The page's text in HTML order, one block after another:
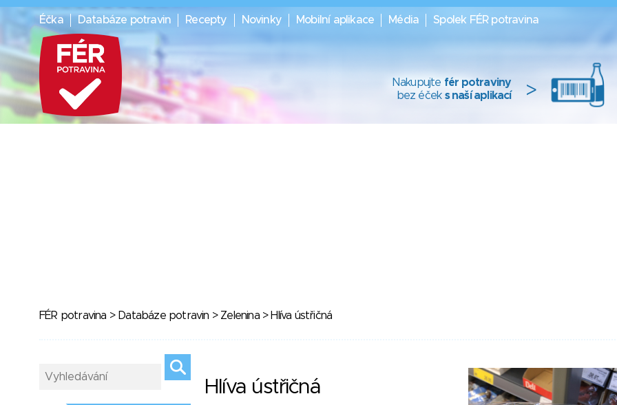
Éčka Databáze potravin Recepty Novinky Mobilní aplikace Média Spolek FÉR potravina
Nakupujte fér potraviny
bez éček s naší aplikací >
FÉR potravina > Databáze potravin > Zelenina> Hlíva ústřičná
Hlíva ústřičná